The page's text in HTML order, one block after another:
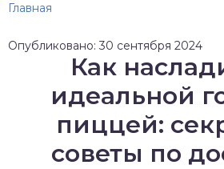
Главная
Опубликовано: 30 сентября 2024
Как
идеальной
пиццей:
советы по